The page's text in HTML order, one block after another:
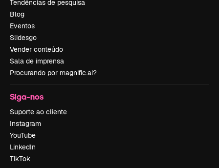
Tendências de pesquisa
Blog
Eventos
Slidesgo
Vender conteúdo
Sala de imprensa
Procurando por magnific.ai?
Siga-nos
Suporte ao cliente
Instagram
YouTube
LinkedIn
TikTok